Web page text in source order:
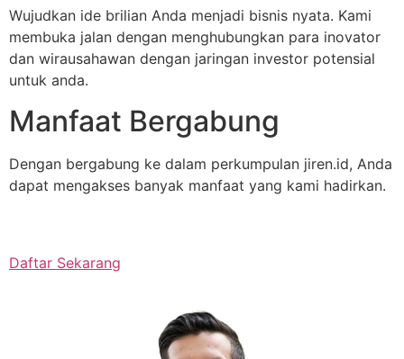
Wujudkan ide brilian Anda menjadi bisnis nyata. Kami
membuka jalan dengan menghubungkan para inovator
dan wirausahawan dengan jaringan investor potensial
untuk anda.
Manfaat Bergabung
Dengan bergabung ke dalam perkumpulan jiren.id, Anda
dapat mengakses banyak manfaat yang kami hadirkan.
Daftar Sekarang